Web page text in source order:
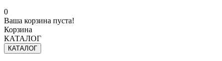
0
Ваша корзина пуста!
Корзина
КАТАЛОГ
КАТАЛОГ